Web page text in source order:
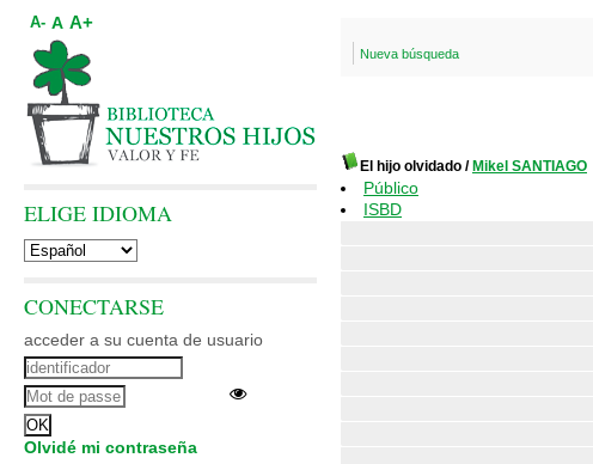
Nueva búsqueda
El hijo olvidado / Mikel SANTIAGO
Público
ISBD
A- A A+
ELIGE IDIOMA
CONECTARSE
acceder a su cuenta de usuario
Olvidé mi contraseña